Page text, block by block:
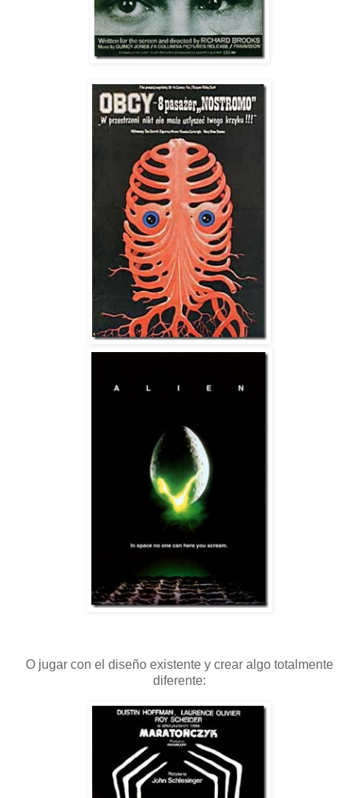
O jugar con el diseño existente y crear algo totalmente
diferente: